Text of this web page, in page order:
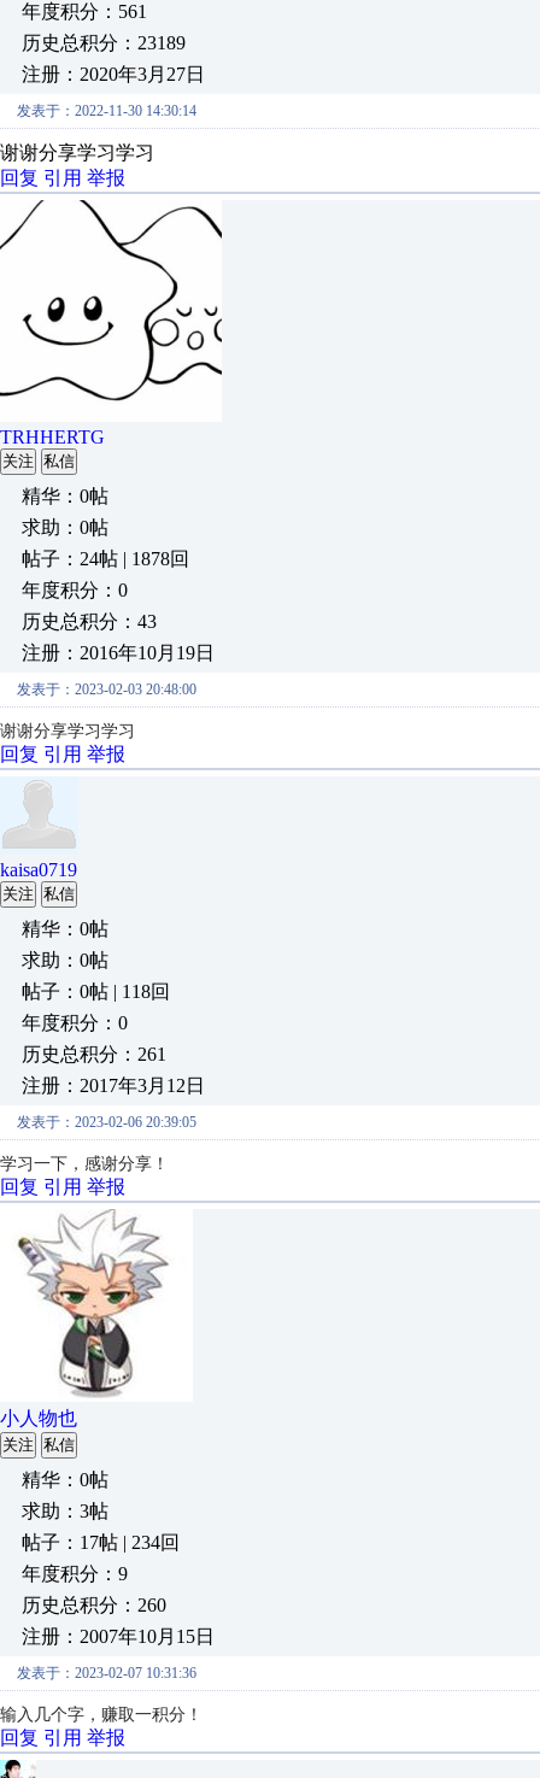
年度积分：561
历史总积分：23189
注册：2020年3月27日
发表于：2022-11-30 14:30:14
谢谢分享学习学习
回复 引用 举报
TRHHERTG
关注 私信
精华：0帖
求助：0帖
帖子：24帖 | 1878回
年度积分：0
历史总积分：43
注册：2016年10月19日
发表于：2023-02-03 20:48:00
谢谢分享学习学习
回复 引用 举报
kaisa0719
关注 私信
精华：0帖
求助：0帖
帖子：0帖 | 118回
年度积分：0
历史总积分：261
注册：2017年3月12日
发表于：2023-02-06 20:39:05
学习一下，感谢分享！
回复 引用 举报
小人物也
关注 私信
精华：0帖
求助：3帖
帖子：17帖 | 234回
年度积分：9
历史总积分：260
注册：2007年10月15日
发表于：2023-02-07 10:31:36
输入几个字，赚取一积分！
回复 引用 举报